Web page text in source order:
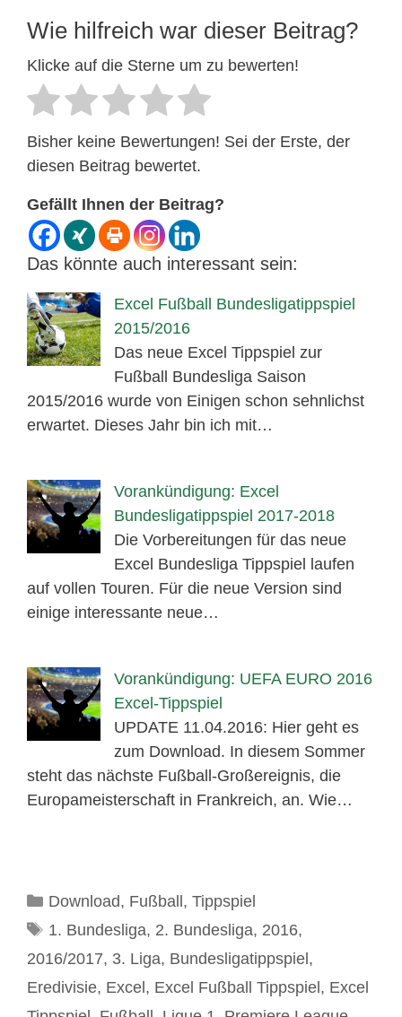
Wie hilfreich war dieser Beitrag?
Klicke auf die Sterne um zu bewerten!
Bisher keine Bewertungen! Sei der Erste, der
diesen Beitrag bewertet.
Gefällt Ihnen der Beitrag?
Das könnte auch interessant sein:
Excel Fußball Bundesligatippspiel
2015/2016
Das neue Excel Tippspiel zur
Fußball Bundesliga Saison
2015/2016 wurde von Einigen schon sehnlichst
erwartet. Dieses Jahr bin ich mit…
Vorankündigung: Excel
Bundesligatippspiel 2017-2018
Die Vorbereitungen für das neue
Excel Bundesliga Tippspiel laufen
auf vollen Touren. Für die neue Version sind
einige interessante neue…
Vorankündigung: UEFA EURO 2016
Excel-Tippspiel
UPDATE 11.04.2016: Hier geht es
zum Download. In diesem Sommer
steht das nächste Fußball-Großereignis, die
Europameisterschaft in Frankreich, an. Wie…
Kategorien
Download, Fußball, Tippspiel
Schlagwörter
1. Bundesliga, 2. Bundesliga, 2016,
2016/2017, 3. Liga, Bundesligatippspiel,
Eredivisie, Excel, Excel Fußball Tippspiel, Excel